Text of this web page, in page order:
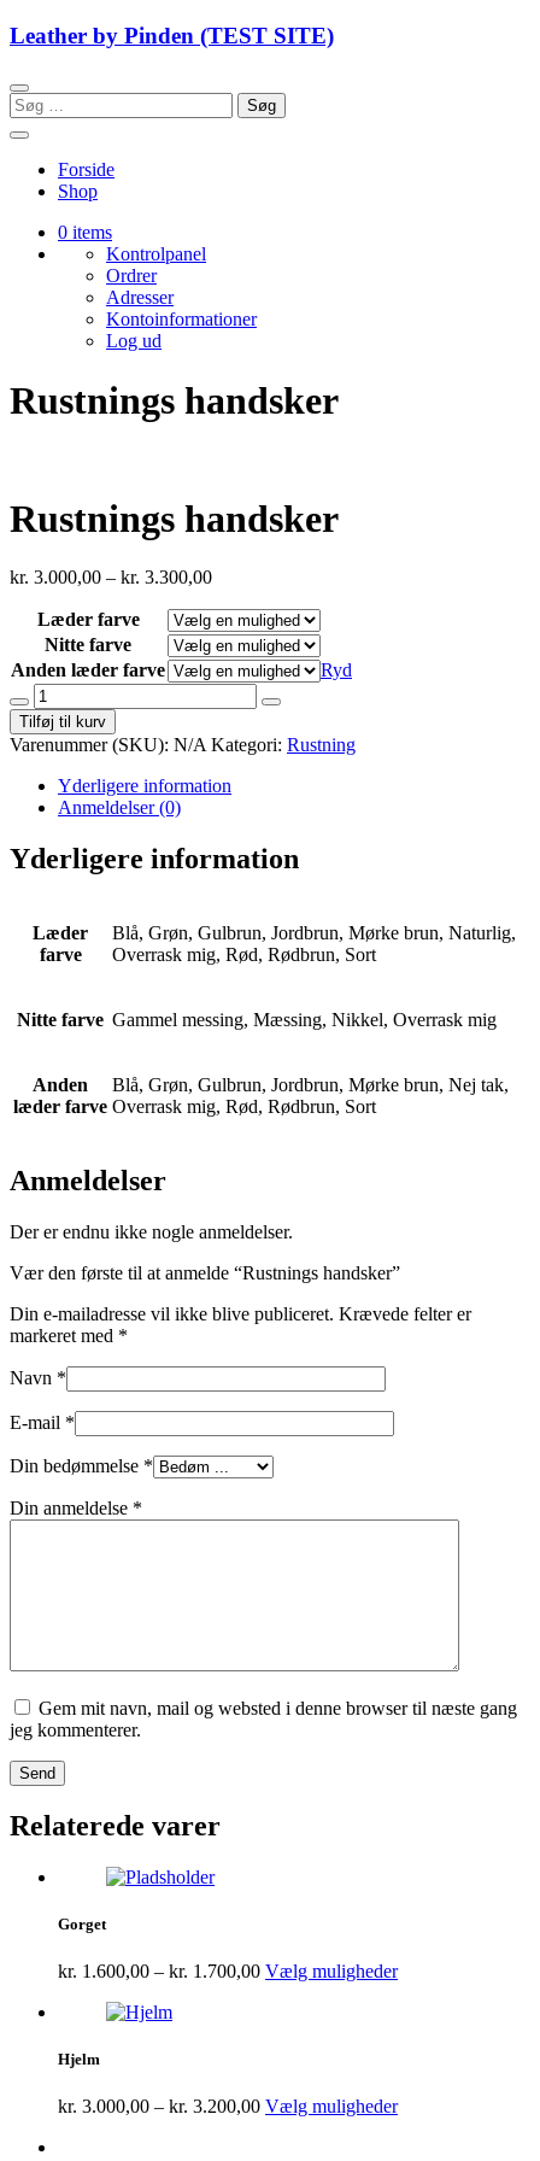
Skip
Leather by Pinden (TEST SITE)
Søg
efter:
Forside
Shop
0 items
Kontrolpanel
Ordrer
Adresser
Kontoinformationer
Log ud
Rustnings handsker
Rustnings handsker
kr. 3.000,00 – kr. 3.300,00
Læder farve
Nitte farve
Anden læder farve
Ryd
Rustnings
handsker
antal
Tilføj til kurv
Varenummer (SKU): N/A Kategori: Rustning
Yderligere information
Anmeldelser (0)
Yderligere information
Læder
farve
Blå, Grøn, Gulbrun, Jordbrun, Mørke brun, Naturlig,
Overrask mig, Rød, Rødbrun, Sort
Nitte farve Gammel messing, Mæssing, Nikkel, Overrask mig
Anden
læder farve
Blå, Grøn, Gulbrun, Jordbrun, Mørke brun, Nej tak,
Overrask mig, Rød, Rødbrun, Sort
Anmeldelser
Der er endnu ikke nogle anmeldelser.
Vær den første til at anmelde “Rustnings handsker”
Din e-mailadresse vil ikke blive publiceret. Krævede felter er
markeret med *
Navn *
E-mail *
Din bedømmelse *
Din anmeldelse *
Gem mit navn, mail og websted i denne browser til næste gang
jeg kommenterer.
Relaterede varer
Gorget
kr. 1.600,00 – kr. 1.700,00 Vælg muligheder
Hjelm
kr. 3.000,00 – kr. 3.200,00 Vælg muligheder